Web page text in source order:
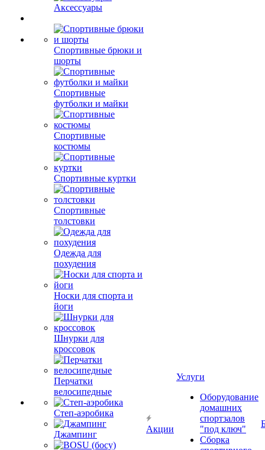
Аксессуары
Спортивные брюки и
шорты
Спортивные
футболки и майки
Спортивные
костюмы
Спортивные куртки
Спортивные
толстовки
Одежда для
похудения
Носки для спорта и
йоги
Шнурки для
кроссовок
Перчатки
велосипедные
Степ-аэробика
Джампинг
Акции
Услуги
Оборудование
домашних
спортзалов
"под ключ"
Сборка